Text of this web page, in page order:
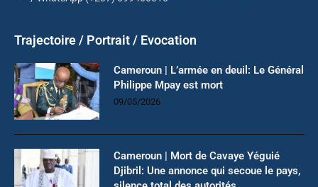
Trajectoire / Portrait / Evocation
Cameroun | L’armée en deuil: Le Général
Philippe Mpay est mort
09/05/2026
Cameroun | Mort de Cavaye Yéguié
Djibril: Une annonce qui secoue le pays,